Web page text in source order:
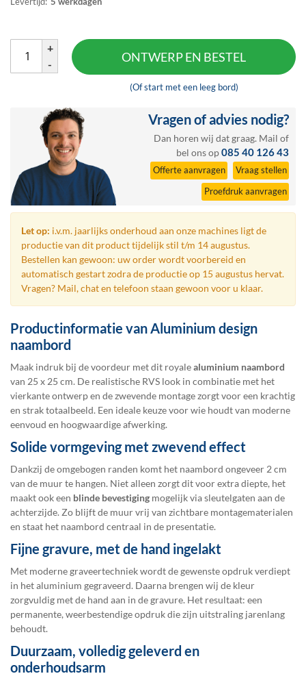
Vragen of advies nodig?
Dan horen wij dat graag. Mail of
bel ons op085 40 126 43
Offerte aanvragen
Vraag stellen
Proefdruk aanvragen
+
-
ONTWERP EN BESTEL
(Of start met een leeg bord)
Let op: i.v.m. jaarlijks onderhoud aan onze machines ligt de
productie van dit product tijdelijk stil t/m 14 augustus.
Bestellen kan gewoon: uw order wordt voorbereid en
automatisch gestart zodra de productie op 15 augustus hervat.
Vragen? Mail, chat en telefoon staan gewoon voor u klaar.
Productinformatie van Aluminium design
naambord
Maak indruk bij de voordeur met dit royalealuminium naambord
van 25 x 25 cm. De realistische RVS look in combinatie met het
vierkante ontwerp en de zwevende montage zorgt voor een krachtig
en strak totaalbeeld. Een ideale keuze voor wie houdt van moderne
eenvoud en hoogwaardige afwerking.
Solide vormgeving met zwevend effect
Dankzij de omgebogen randen komt het naambord ongeveer 2 cm
van de muur te hangen. Niet alleen zorgt dit voor extra diepte, het
maakt ook een blinde bevestiging mogelijk via sleutelgaten aan de
achterzijde. Zo blijft de muur vrij van zichtbare montagematerialen
en staat het naambord centraal in de presentatie.
Fijne gravure, met de hand ingelakt
Met moderne graveertechniek wordt de gewenste opdruk verdiept
in het aluminium gegraveerd. Daarna brengen wij de kleur
zorgvuldig met de hand aan in de gravure. Het resultaat: een
permanente, weerbestendige opdruk die zijn uitstraling jarenlang
behoudt.
Duurzaam, volledig geleverd en
onderhoudsarm